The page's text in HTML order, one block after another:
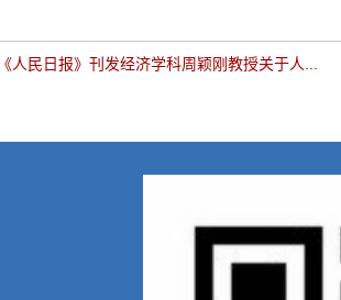
《人民日报》刊发经济学科周颖刚教授关于人...